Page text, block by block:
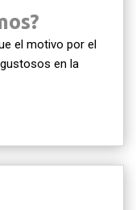
el motivo por el
en la